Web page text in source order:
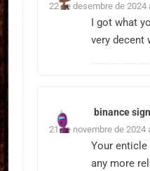
22 de desembre de 2024
I got what
very decent
binance
21 de novembre de 2024
Your enticle
any more